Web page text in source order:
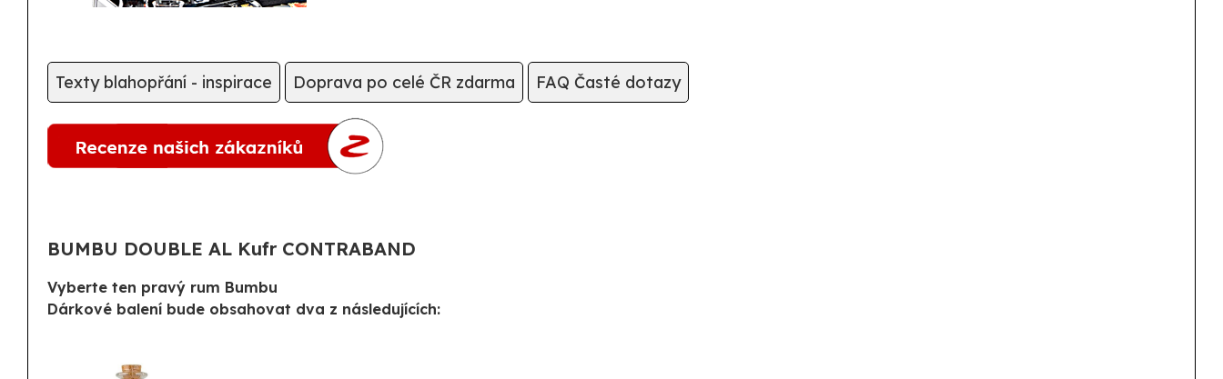
Texty blahopřání - inspirace Doprava po celé ČR zdarma FAQ Časté dotazy
BUMBU DOUBLE AL Kufr CONTRABAND
Vyberte ten pravý rum Bumbu
Dárkové balení bude obsahovat dva z následujících: